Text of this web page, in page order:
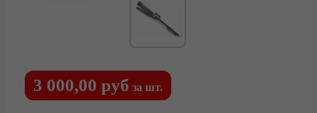
Кухонные ножи из стали VG-10
Подарочные ножи
3 000,00 руб за шт.